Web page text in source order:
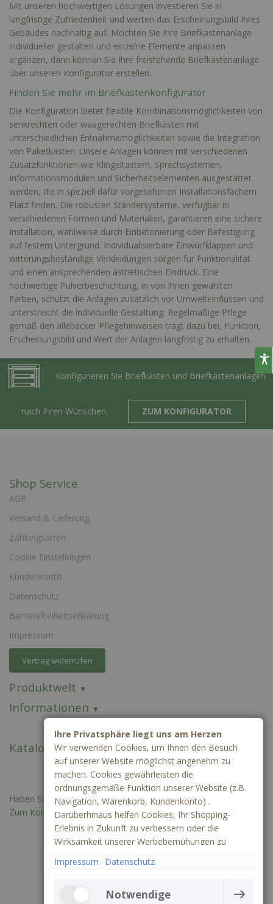
Mit unseren hochwertigen Lösungen investieren Sie in
langfristige Zufriedenheit und werten das Erscheinungsbild Ihres
Gebäudes nachhaltig auf. Möchten Sie Ihre Briefkastenanlage
individueller gestalten und einzelne Elemente anpassen
ergänzen, dann können Sie Ihre freistehende Briefkastenanlage
über unseren Konfigurator erstellen.
Finden Sie mehr im Briefkastenkonfigurator
Die Konfiguration bietet flexible Kombinationsmöglichkeiten von
senkrechten oder waagerechten Briefkästen mit
unterschiedlichen Entnahmemöglichkeiten sowie die Integration
von Paketkästen. Unsere Anlagen können mit verschiedenen
Zusatzfunktionen wie Klingeltastern, Sprechsystemen,
Informationsmodulen und Sicherheitselementen ausgestattet
werden, die in speziell dafür vorgesehenen Installationsfächern
Platz finden. Die robusten Ständersysteme, verfügbar in
verschiedenen Formen und Materialien, garantieren eine sichere
Installation, wahlweise durch Einbetonierung oder Befestigung
auf festem Untergrund. Individualisierbare Einwurfklappen und
witterungsbeständige Verkleidungen sorgen für Funktionalität
und einen ansprechenden ästhetischen Eindruck. Eine
hochwertige Pulverbeschichtung, in von Ihnen gewählten
Farben, schützt die Anlagen zusätzlich vor Umwelteinflüssen und
unterstreicht die individuelle Gestaltung. Regelmäßige Pflege
gemäß den allebacker Pflegehinweisen trägt dazu bei, Funktion,
Erscheinungsbild und Wert der Anlagen langfristig zu erhalten.
Konfigurieren Sie Briefkästen und Briefkastenanlagen
nach Ihren Wünschen ZUM KONFIGURATOR
Shop Service
AGB
Versand & Lieferung
Zahlungsarten
Cookie Einstellungen
Kundenkonto
Datenschutz
Barrierefreiheitserklärung
Impressum
Vertrag widerrufen
Produktwelt
Informationen
Kataloge
Haben Sie Fragen oder benötigen Sie ein individuelles Angebot?
Zum Kontaktformular
Ihre Privatsphäre liegt uns am Herzen
Wir verwenden Cookies, um Ihnen den Besuch
auf unserer Website möglichst angenehm zu
machen. Cookies gewährleisten die
ordnungsgemäße Funktion unserer Website (z.B.
Navigation, Warenkorb, Kundenkonto) .
Darüberhinaus helfen Cookies, Ihr Shopping-
Erlebnis in Zukunft zu verbessern oder die
Wirksamkeit unserer Werbebemühungen zu
Cookies und Tracking mittels Google Analytics
besser verstehen, wie unsere Seite genutzt wird.
Impressum Datenschutz
Notwendige